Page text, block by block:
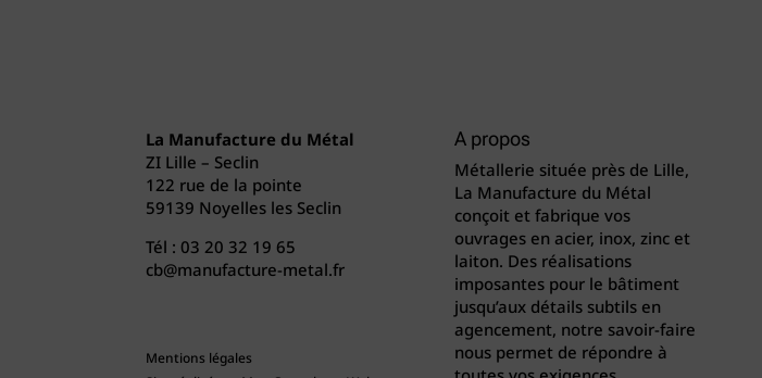
La Manufacture du Métal
ZI Lille – Seclin
122 rue de la pointe
59139 Noyelles les Seclin
Tél :03 20 32 19 65
cb@manufacture-metal.fr
Mentions légales
A propos
Métallerie située près de Lille,
La Manufacture du Métal
conçoit et fabrique vos
ouvrages en acier, inox, zinc et
laiton. Des réalisations
imposantes pour le bâtiment
jusqu’aux détails subtils en
agencement, notre savoir-faire
nous permet de répondre à